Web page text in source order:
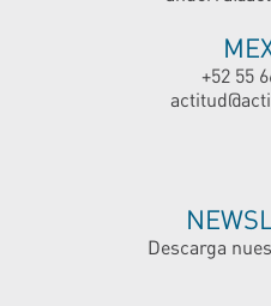
+52 55
Descarga